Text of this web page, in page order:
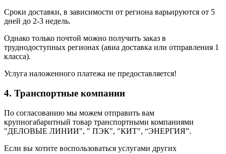
Сроки доставки, в зависимости от региона варьируются от 5
дней до 2-3 недель.
Однако только почтой можно получить заказ в
труднодоступных регионах (авиа доставка или отправления 1
класса).
Услуга наложенного платежа не предоставляется!
4. Транспортные компании
По согласованию мы можем отправить вам
крупногабаритный товар транспортными компаниями
"ДЕЛОВЫЕ ЛИНИИ", " ПЭК", "КИТ", “ЭНЕРГИЯ”.
Если вы хотите воспользоваться услугами других